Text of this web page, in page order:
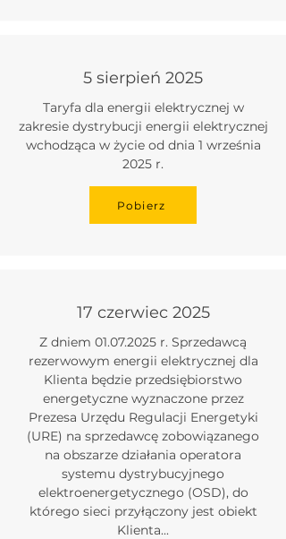
5 sierpień 2025
Taryfa dla energii elektrycznej w
zakresie dystrybucji energii elektrycznej
wchodząca w życie od dnia 1 września
2025 r.
Pobierz
17 czerwiec 2025
Z dniem 01.07.2025 r. Sprzedawcą
rezerwowym energii elektrycznej dla
Klienta będzie przedsiębiorstwo
energetyczne wyznaczone przez
Prezesa Urzędu Regulacji Energetyki
(URE) na sprzedawcę zobowiązanego
na obszarze działania operatora
systemu dystrybucyjnego
elektroenergetycznego (OSD), do
którego sieci przyłączony jest obiekt
Klienta...